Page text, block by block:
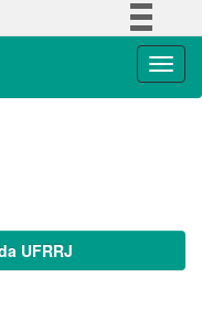
UFRRJ